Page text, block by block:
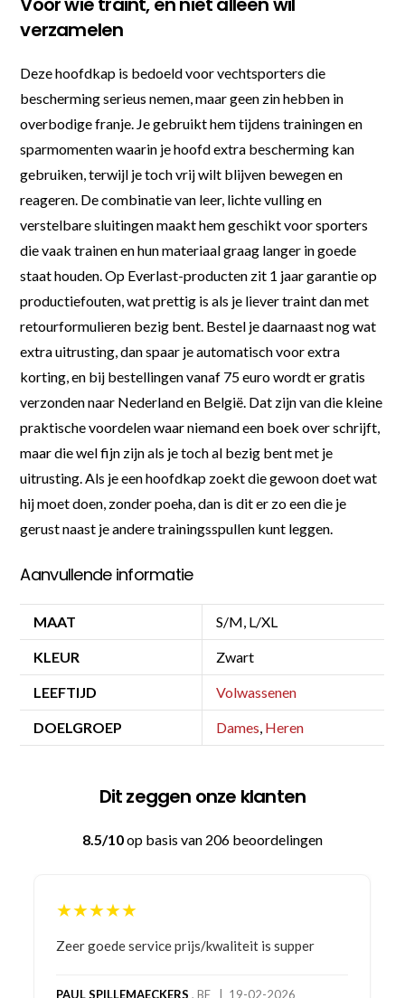
verzamelen
Deze hoofdkap is bedoeld voor vechtsporters die
bescherming serieus nemen, maar geen zin hebben in
overbodige franje. Je gebruikt hem tijdens trainingen en
sparmomenten waarin je hoofd extra bescherming kan
gebruiken, terwijl je toch vrij wilt blijven bewegen en
reageren. De combinatie van leer, lichte vulling en
verstelbare sluitingen maakt hem geschikt voor sporters
die vaak trainen en hun materiaal graag langer in goede
staat houden. Op Everlast-producten zit 1 jaar garantie op
productiefouten, wat prettig is als je liever traint dan met
retourformulieren bezig bent. Bestel je daarnaast nog wat
extra uitrusting, dan spaar je automatisch voor extra
korting, en bij bestellingen vanaf 75 euro wordt er gratis
verzonden naar Nederland en België. Dat zijn van die kleine
praktische voordelen waar niemand een boek over schrijft,
maar die wel fijn zijn als je toch al bezig bent met je
uitrusting. Als je een hoofdkap zoekt die gewoon doet wat
hij moet doen, zonder poeha, dan is dit er zo een die je
gerust naast je andere trainingsspullen kunt leggen.
Aanvullende informatie
MAAT S/M, L/XL
KLEUR Zwart
LEEFTIJD Volwassenen
DOELGROEP Dames, Heren
Dit zeggen onze klanten
8.5/10op basis van 206 beoordelingen
★★★★★
Bestelling gedaan vanwege goede prijzen en
bestelling al ontvangen met gifts, waardoor je